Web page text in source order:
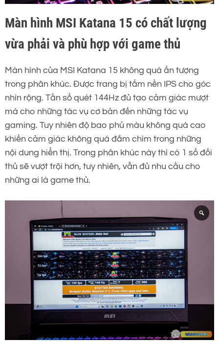
Màn hình MSI Katana 15 có chất lượng
vừa phải và phù hợp với game thủ
Màn hình của MSI Katana 15 không quá ấn tượng
trong phân khúc. Được trang bị tấm nền IPS cho góc
nhìn rộng. Tần số quét 144Hz đủ tạo cảm giác mượt
mà cho những tác vụ cơ bản đến những tác vụ
gaming. Tuy nhiên độ bao phủ màu không quá cao
khiến cảm giác không quá đắm chìm trong những
nội dung hiển thị. Trong phân khúc này thì có 1 số đối
thủ sẽ vượt trội hơn, tuy nhiên, vẫn đủ nhu cầu cho
những ai là game thủ.